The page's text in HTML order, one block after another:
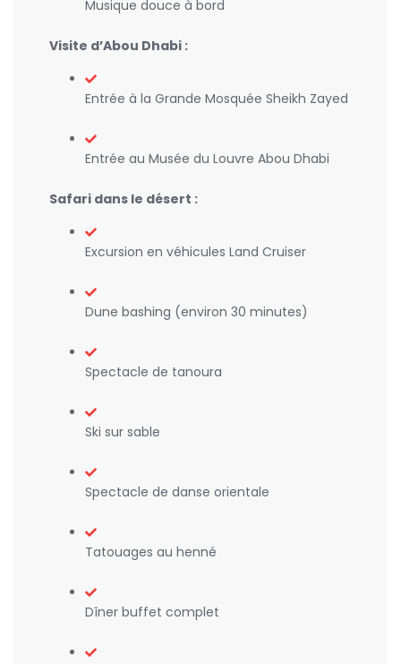
Musique douce à bord
Visite d’Abou Dhabi :
Entrée à la Grande Mosquée Sheikh Zayed
Entrée au Musée du Louvre Abou Dhabi
Safari dans le désert :
Excursion en véhicules Land Cruiser
Dune bashing (environ 30 minutes)
Spectacle de tanoura
Ski sur sable
Spectacle de danse orientale
Tatouages au henné
Dîner buffet complet